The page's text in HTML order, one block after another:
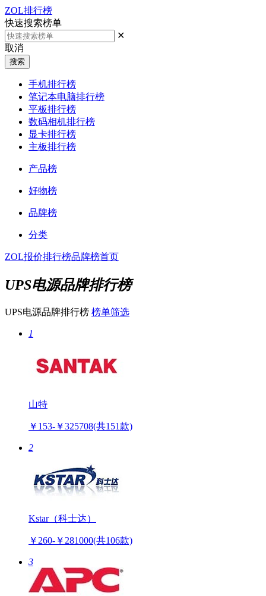
ZOL排行榜
快速搜索榜单
✕
取消
搜索
手机排行榜
笔记本电脑排行榜
平板排行榜
数码相机排行榜
显卡排行榜
主板排行榜
产品榜
好物榜
品牌榜
分类
ZOL报价排行榜品牌榜首页
UPS电源品牌排行榜
UPS电源品牌排行榜 榜单筛选
1
山特
￥153-￥325708(共151款)
2
Kstar（科士达）
￥260-￥281000(共106款)
3